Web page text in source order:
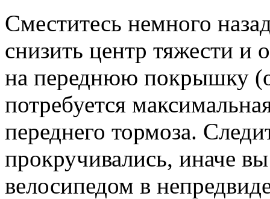
Сместитесь немного
снизить центр тяжести и
на переднюю покрышку
потребуется
переднего тормоза.
прокручивались, иначе
велосипедом в